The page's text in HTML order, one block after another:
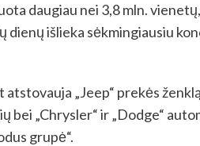
daugiau nei 3,8 mln.
dienų išlieka sėkmingiausiu
„Jeep“ prekės
bei „Chrysler“ ir „Dodge“
grupė“.